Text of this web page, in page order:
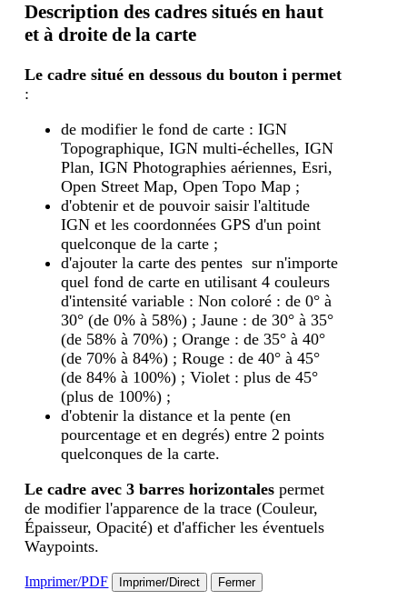
Description des cadres situés en haut
et à droite de la carte
Le cadre situé en dessous du bouton ipermet
:
de modifier le fond de carte : IGN
Topographique, IGN multi-échelles, IGN
Plan, IGN Photographies aériennes, Esri,
Open Street Map, Open Topo Map ;
d'obtenir et de pouvoir saisir l'altitude
IGN et les coordonnées GPS d'un point
quelconque de la carte ;
d'ajouter la carte des pentes sur n'importe
quel fond de carte en utilisant 4 couleurs
d'intensité variable : Non coloré : de 0° à
30° (de 0% à 58%) ; Jaune : de 30° à 35°
(de 58% à 70%) ; Orange : de 35° à 40°
(de 70% à 84%) ; Rouge : de 40° à 45°
(de 84% à 100%) ; Violet : plus de 45°
(plus de 100%) ;
d'obtenir la distance et la pente (en
pourcentage et en degrés) entre 2 points
quelconques de la carte.
Le cadre avec 3 barres horizontales permet
de modifier l'apparence de la trace (Couleur,
Épaisseur, Opacité) et d'afficher les éventuels
Waypoints.
Imprimer/PDF Imprimer/Direct Fermer